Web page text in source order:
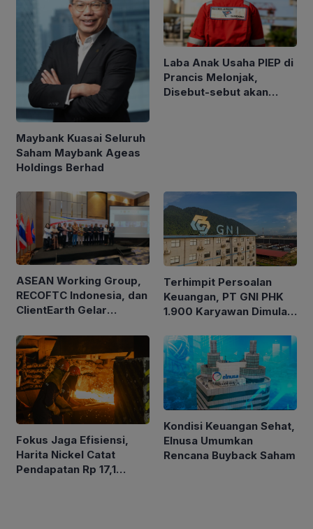
Maybank Kuasai Seluruh
Saham Maybank Ageas
Holdings Berhad
Laba Anak Usaha PIEP di
Prancis Melonjak,
Disebut-sebut akan
ASEAN Working Group,
RECOFTC Indonesia, dan
ClientEarth Gelar
untuk Memperkuat Tata
Kelola Perhutanan Sosial
Terhimpit Persoalan
Keuangan, PT GNI PHK
1.900 Karyawan Dimulai
Fokus Jaga Efisiensi,
Harita Nickel Catat
Pendapatan Rp 17,1
Kondisi Keuangan Sehat,
Elnusa Umumkan
Rencana Buyback Saham